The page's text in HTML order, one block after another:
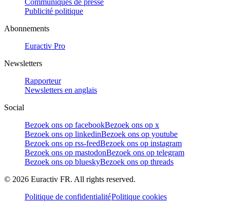
Communiqués de presse
Publicité politique
Abonnements
Euractiv Pro
Newsletters
Rapporteur
Newsletters en anglais
Social
Bezoek ons op facebookBezoek ons op x
Bezoek ons op linkedinBezoek ons op youtube
Bezoek ons op rss-feedBezoek ons op instagram
Bezoek ons op mastodonBezoek ons op telegram
Bezoek ons op blueskyBezoek ons op threads
© 2026 Euractiv FR. All rights reserved.
Politique de confidentialitéPolitique cookies